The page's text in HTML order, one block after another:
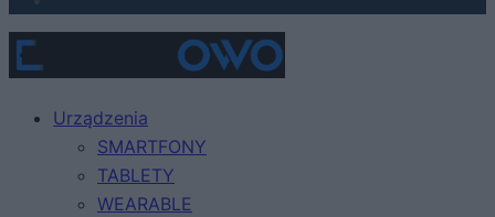
Urządzenia
SMARTFONY
TABLETY
WEARABLE